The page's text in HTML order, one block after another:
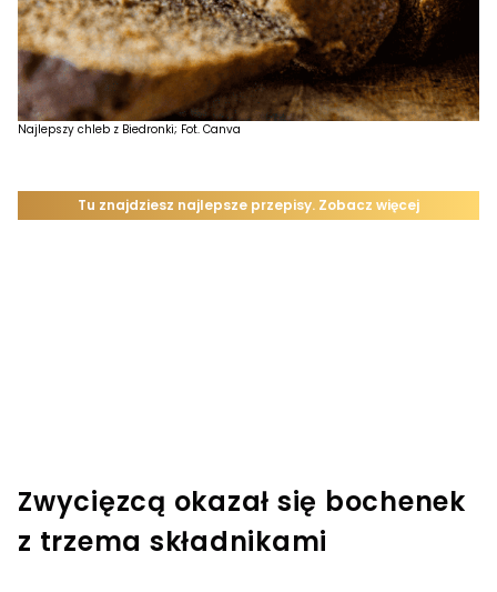
Najlepszy chleb z Biedronki; Fot. Canva
Zwycięzcą okazał się bochenek
z trzema składnikami